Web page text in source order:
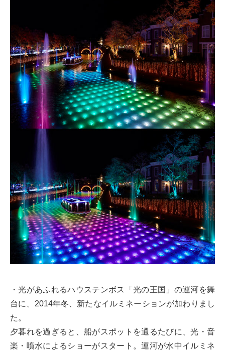
・光があふれるハウステンボス「光の王国」の運河を舞
台に、2014年冬、新たなイルミネーションが加わりまし
た。
夕暮れを過ぎると、船がスポットを通るたびに、光・音
楽・噴水によるショーがスタート。運河が水中イルミネ